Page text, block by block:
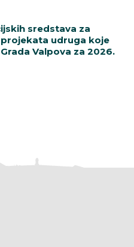
sredstava za
udruga koje
Valpova za 2026.